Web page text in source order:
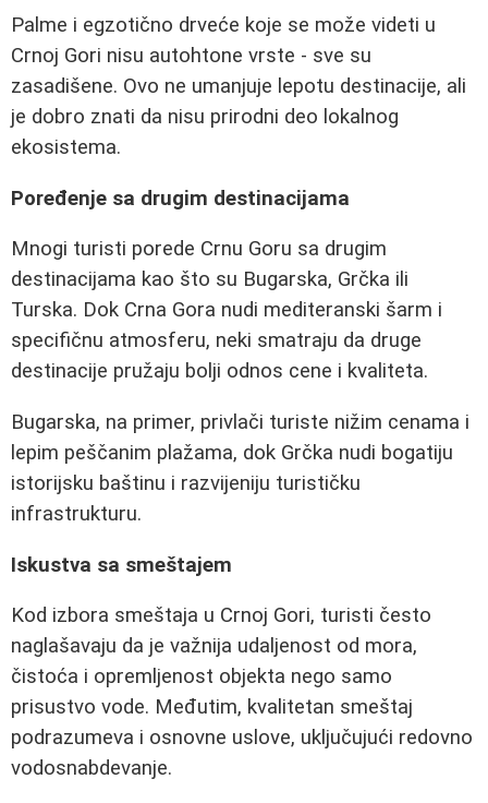
Palme i egzotično drveće koje se može videti u
Crnoj Gori nisu autohtone vrste - sve su
zasadišene. Ovo ne umanjuje lepotu destinacije, ali
je dobro znati da nisu prirodni deo lokalnog
ekosistema.
Poređenje sa drugim destinacijama
Mnogi turisti porede Crnu Goru sa drugim
destinacijama kao što su Bugarska, Grčka ili
Turska. Dok Crna Gora nudi mediteranski šarm i
specifičnu atmosferu, neki smatraju da druge
destinacije pružaju bolji odnos cene i kvaliteta.
Bugarska, na primer, privlači turiste nižim cenama i
lepim peščanim plažama, dok Grčka nudi bogatiju
istorijsku baštinu i razvijeniju turističku
infrastrukturu.
Iskustva sa smeštajem
Kod izbora smeštaja u Crnoj Gori, turisti često
naglašavaju da je važnija udaljenost od mora,
čistoća i opremljenost objekta nego samo
prisustvo vode. Međutim, kvalitetan smeštaj
podrazumeva i osnovne uslove, uključujući redovno
vodosnabdevanje.